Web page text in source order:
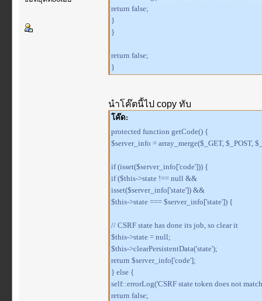
return false;
}
}
return false;
}
นำโค๊ตนี้ไป copy ทับ
โค๊ด:
protected function getCode() {
$server_info = array_merge($_GET, $_POST,
if (isset($server_info['code'])) {
if ($this->state !== null &&
isset($server_info['state']) &&
$this->state === $server_info['state']) {
// CSRF state has done its job, so clear it
$this->state = null;
$this->clearPersistentData('state');
return $server_info['code'];
} else {
self::errorLog('CSRF state token does not
return false;